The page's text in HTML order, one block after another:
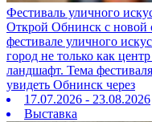
Фестиваль уличного
Открой Обнинск с
фестивале уличного
город не только как
ландшафт. Тема
увидеть Обнинск через
17.07.2026 - 23.08.2026
Выставка